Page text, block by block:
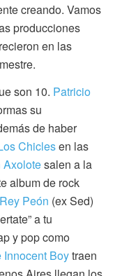
creando. Vamos
producciones
en las
son 10. Patricio
su
de haber
Chiclesen las
Axolotesalen a la
album de rock
Rey Peón (ex Sed)
a tu
y pop como
Boytraen